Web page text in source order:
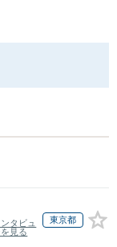
タビュ
見る
東京都